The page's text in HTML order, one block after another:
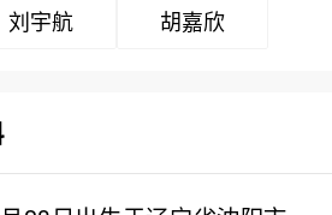
刘宇航 胡嘉欣